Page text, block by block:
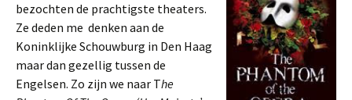
bezochten de prachtigste theaters.
Ze deden me denken aan de
Koninklijke Schouwburg in Den Haag
maar dan gezellig tussen de
Engelsen. Zo zijn we naar The